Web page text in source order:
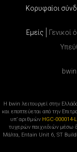
Κορυφαίοι
Εμείς Γενικοί
Η bwin λειτουργεί στην
και εποπτεύεται από την
υπ’ αριθμών HGC-000014-
τυχερών παιχνιδιών μέσω
Μάλτα, Entain Unit 6, ST